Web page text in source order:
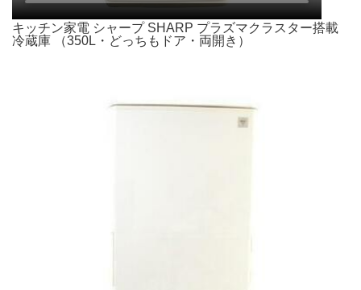
キッチン家電 シャープ SHARP プラズマクラスター搭載
冷蔵庫 （350L・どっちもドア・両開き）